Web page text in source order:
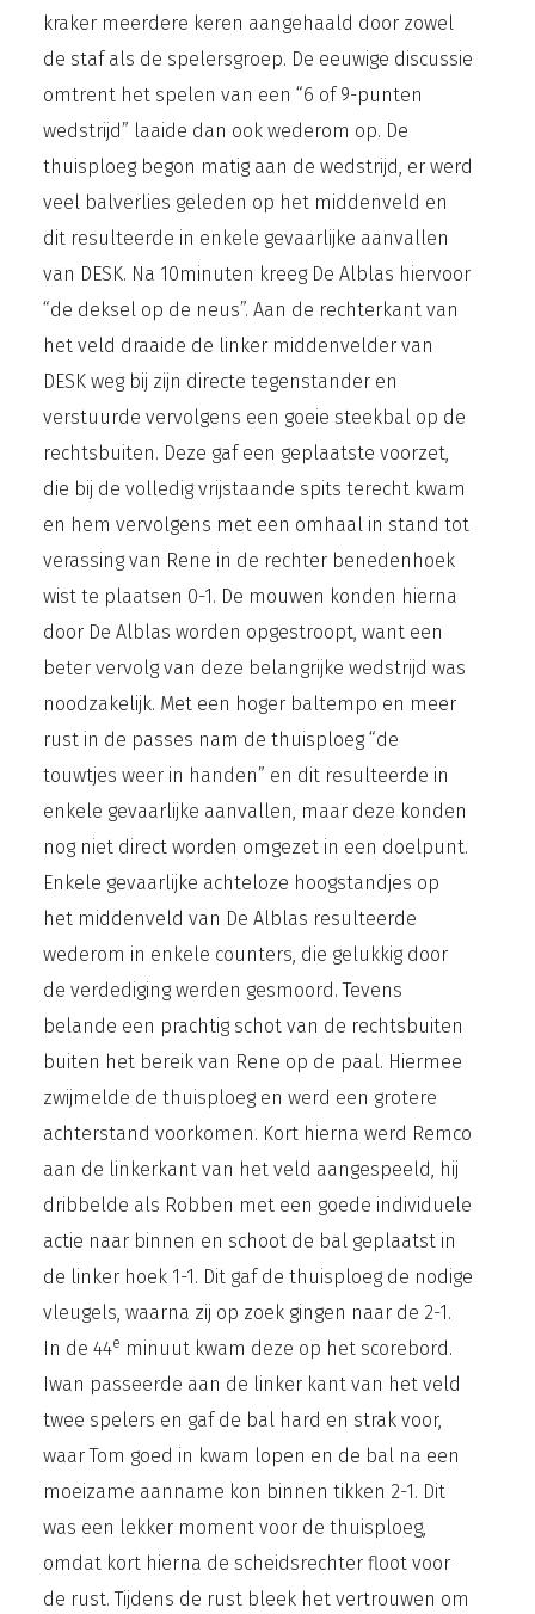
kraker meerdere keren aangehaald door zowel
de staf als de spelersgroep. De eeuwige discussie
omtrent het spelen van een “6 of 9-punten
wedstrijd” laaide dan ook wederom op. De
thuisploeg begon matig aan de wedstrijd, er werd
veel balverlies geleden op het middenveld en
dit resulteerde in enkele gevaarlijke aanvallen
van DESK. Na 10minuten kreeg De Alblas hiervoor
“de deksel op de neus”. Aan de rechterkant van
het veld draaide de linker middenvelder van
DESK weg bij zijn directe tegenstander en
verstuurde vervolgens een goeie steekbal op de
rechtsbuiten. Deze gaf een geplaatste voorzet,
die bij de volledig vrijstaande spits terecht kwam
en hem vervolgens met een omhaal in stand tot
verassing van Rene in de rechter benedenhoek
wist te plaatsen 0-1. De mouwen konden hierna
door De Alblas worden opgestroopt, want een
beter vervolg van deze belangrijke wedstrijd was
noodzakelijk. Met een hoger baltempo en meer
rust in de passes nam de thuisploeg “de
touwtjes weer in handen” en dit resulteerde in
enkele gevaarlijke aanvallen, maar deze konden
nog niet direct worden omgezet in een doelpunt.
Enkele gevaarlijke achteloze hoogstandjes op
het middenveld van De Alblas resulteerde
wederom in enkele counters, die gelukkig door
de verdediging werden gesmoord. Tevens
belande een prachtig schot van de rechtsbuiten
buiten het bereik van Rene op de paal. Hiermee
zwijmelde de thuisploeg en werd een grotere
achterstand voorkomen. Kort hierna werd Remco
aan de linkerkant van het veld aangespeeld, hij
dribbelde als Robben met een goede individuele
actie naar binnen en schoot de bal geplaatst in
de linker hoek 1-1. Dit gaf de thuisploeg de nodige
vleugels, waarna zij op zoek gingen naar de 2-1.
In de 44e minuut kwam deze op het scorebord.
Iwan passeerde aan de linker kant van het veld
twee spelers en gaf de bal hard en strak voor,
waar Tom goed in kwam lopen en de bal na een
moeizame aanname kon binnen tikken 2-1. Dit
was een lekker moment voor de thuisploeg,
omdat kort hierna de scheidsrechter floot voor
de rust. Tijdens de rust bleek het vertrouwen om